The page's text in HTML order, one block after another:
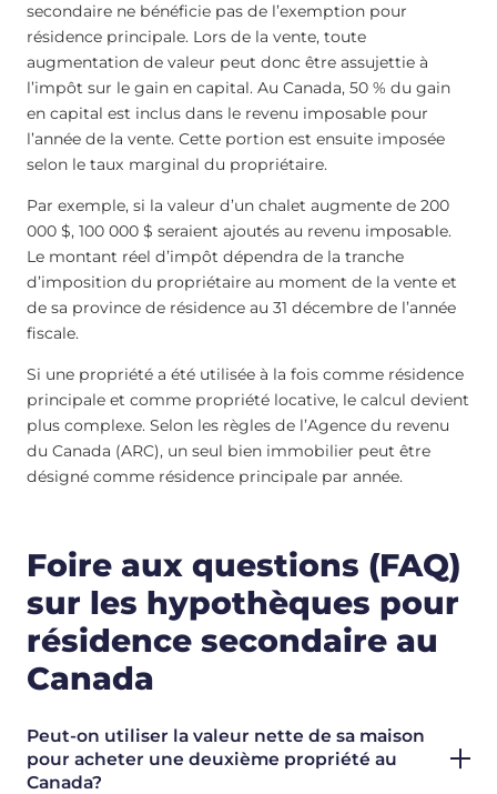
secondaire ne bénéficie pas de l’exemption pour
résidence principale. Lors de la vente, toute
augmentation de valeur peut donc être assujettie à
l’impôt sur le gain en capital. Au Canada, 50 % du gain
en capital est inclus dans le revenu imposable pour
l’année de la vente. Cette portion est ensuite imposée
selon le taux marginal du propriétaire.
Par exemple, si la valeur d’un chalet augmente de 200
000 $, 100 000 $ seraient ajoutés au revenu imposable.
Le montant réel d’impôt dépendra de la tranche
d’imposition du propriétaire au moment de la vente et
de sa province de résidence au 31 décembre de l’année
fiscale.
Si une propriété a été utilisée à la fois comme résidence
principale et comme propriété locative, le calcul devient
plus complexe. Selon les règles de l’Agence du revenu
du Canada (ARC), un seul bien immobilier peut être
désigné comme résidence principale par année.
Foire aux questions (FAQ)
sur les hypothèques pour
résidence secondaire au
Canada
Peut-on utiliser la valeur nette de sa maison
pour acheter une deuxième propriété au
Canada?